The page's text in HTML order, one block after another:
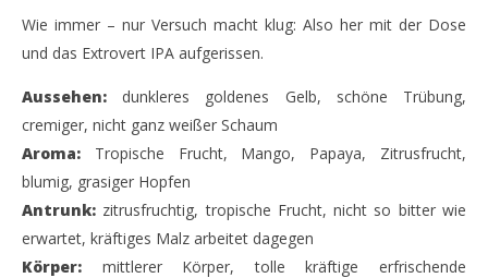
Wie immer – nur Versuch macht klug: Also her mit der Dose
und das Extrovert IPA aufgerissen.
Aussehen: dunkleres goldenes Gelb, schöne Trübung,
cremiger, nicht ganz weißer Schaum
Aroma: Tropische Frucht, Mango, Papaya, Zitrusfrucht,
blumig, grasiger Hopfen
Antrunk: zitrusfruchtig, tropische Frucht, nicht so bitter wie
erwartet, kräftiges Malz arbeitet dagegen
Körper: mittlerer Körper, tolle kräftige erfrischende